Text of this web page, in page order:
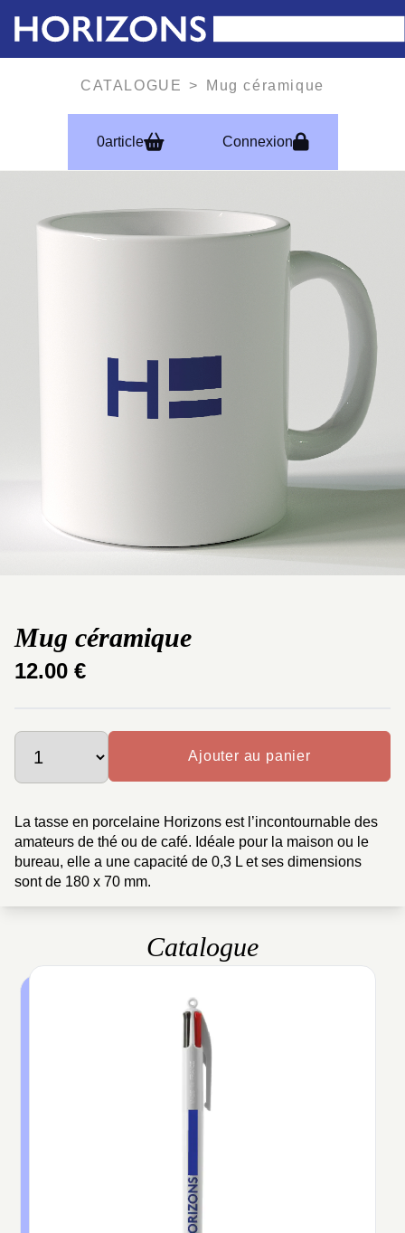
CATALOGUE Mug céramique
0article Connexion
Mug céramique
12.00 €
Ajouter au panier
La tasse en porcelaine Horizons est l’incontournable des
amateurs de thé ou de café. Idéale pour la maison ou le
bureau, elle a une capacité de 0,3 L et ses dimensions
sont de 180 x 70 mm.
Catalogue